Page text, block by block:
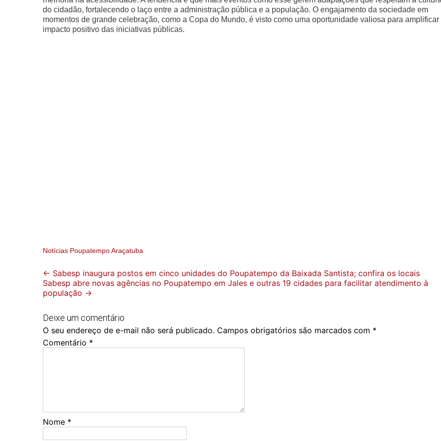
do cidadão, fortalecendo o laço entre a administração pública e a população. O engajamento da sociedade em
momentos de grande celebração, como a Copa do Mundo, é visto como uma oportunidade valiosa para amplificar
impacto positivo das iniciativas públicas.
Notícias Poupatempo Araçatuba
Post
navigation
← Sabesp inaugura postos em cinco unidades do Poupatempo da Baixada Santista; confira os locais
Sabesp abre novas agências no Poupatempo em Jales e outras 19 cidades para facilitar atendimento à
população →
Deixe um comentário
O seu endereço de e-mail não será publicado. Campos obrigatórios são marcados com *
Comentário *
Nome *